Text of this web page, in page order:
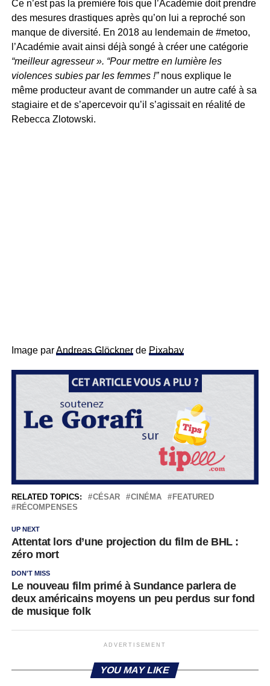
Ce n’est pas la première fois que l’Académie doit prendre
des mesures drastiques après qu’on lui a reproché son
manque de diversité. En 2018 au lendemain de #metoo,
l’Académie avait ainsi déjà songé à créer une catégorie
“meilleur agresseur ». “Pour mettre en lumière les
violences subies par les femmes !” nous explique le
même producteur avant de commander un autre café à sa
stagiaire et de s’apercevoir qu’il s’agissait en réalité de
Rebecca Zlotowski.
Image parAndreas Glöcknerde Pixabay
RELATED TOPICS: CÉSAR CINÉMA
FEATURED
RÉCOMPENSES
UP NEXT
Attentat lors d’une projection du film de BHL :
zéro mort
DON'T MISS
Le nouveau film primé à Sundance parlera de
deux américains moyens un peu perdus sur fond
de musique folk
ADVERTISEMENT
YOU MAY LIKE